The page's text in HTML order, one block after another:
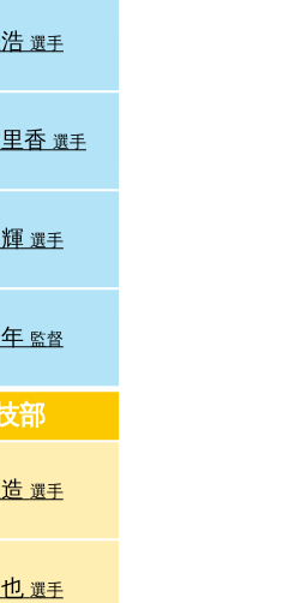
選手
香 選手
選手
監督
部
選手
選手